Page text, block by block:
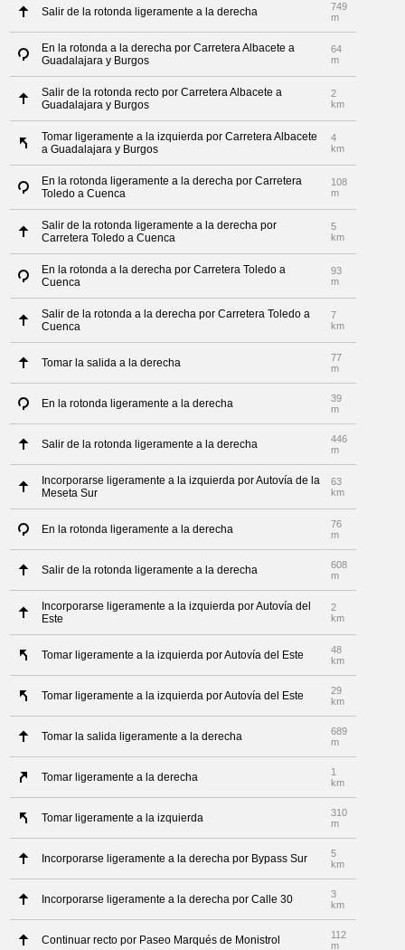
Salir de la rotonda ligeramente a la derecha
749
m
En la rotonda a la derecha por Carretera Albacete a
Guadalajara y Burgos
64
m
Salir de la rotonda recto por Carretera Albacete a
Guadalajara y Burgos
2
km
Tomar ligeramente a la izquierda por Carretera Albacete
a Guadalajara y Burgos
4
km
En la rotonda ligeramente a la derecha por Carretera
Toledo a Cuenca
108
m
Salir de la rotonda ligeramente a la derecha por
Carretera Toledo a Cuenca
5
km
En la rotonda a la derecha por Carretera Toledo a
Cuenca
93
m
Salir de la rotonda a la derecha por Carretera Toledo a
Cuenca
7
km
Tomar la salida a la derecha
77
m
En la rotonda ligeramente a la derecha
39
m
Salir de la rotonda ligeramente a la derecha
446
m
Incorporarse ligeramente a la izquierda por Autovía de la
Meseta Sur
63
km
En la rotonda ligeramente a la derecha
76
m
Salir de la rotonda ligeramente a la derecha
608
m
Incorporarse ligeramente a la izquierda por Autovía del
Este
2
km
Tomar ligeramente a la izquierda por Autovía del Este
48
km
Tomar ligeramente a la izquierda por Autovía del Este
29
km
Tomar la salida ligeramente a la derecha
689
m
Tomar ligeramente a la derecha
1
km
Tomar ligeramente a la izquierda
310
m
Incorporarse ligeramente a la derecha por Bypass Sur
5
km
Incorporarse ligeramente a la derecha por Calle 30
3
km
Continuar recto por Paseo Marqués de Monistrol
112
m